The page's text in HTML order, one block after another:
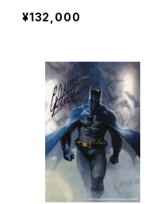
¥132,000